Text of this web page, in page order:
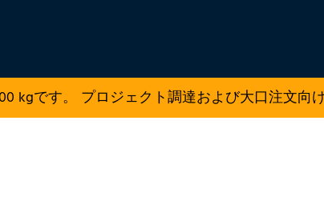
kgです。 プロジェクト調達および大口注文向